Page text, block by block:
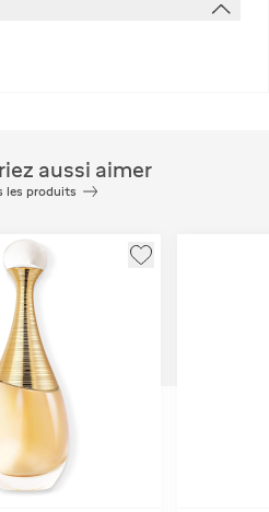
aussi aimer
les produits